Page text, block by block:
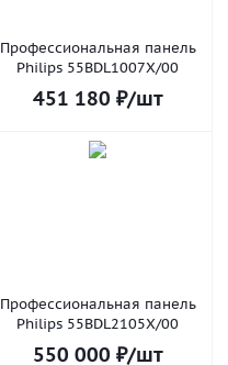
Профессиональная панель
Philips 55BDL1007X/00
451 180 ₽/шт
Профессиональная панель
Philips 55BDL2105X/00
550 000 ₽/шт